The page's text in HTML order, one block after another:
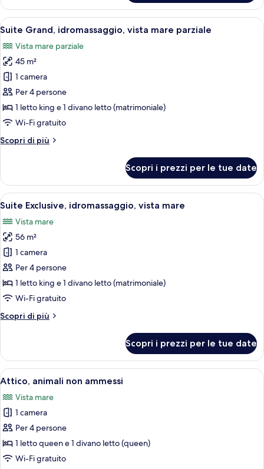
familiare,
balcone,
vista
parziale
Apri
tutte
le
foto
per
Suite
Grand,
idromassaggio,
mare
Una camera d'albergo moderna
6
Suite Grand, idromassaggio, vista mare parziale
Vista mare parziale
45 m²
1 camera
Per 4 persone
1 letto king e 1 divano letto (matrimoniale)
Wi-Fi gratuito
Scopri di più
Altri
Grand,
idromassaggio,
vista
parziale
Scopri i prezzi per le tue date
Apri
tutte
le
foto
per
Suite
Exclusive,
idromassaggio,
mare
Un soggiorno moderno con un
15
Suite Exclusive, idromassaggio, vista mare
Vista mare
56 m²
1 camera
Per 4 persone
1 letto king e 1 divano letto (matrimoniale)
Wi-Fi gratuito
Scopri di più
Altri
Exclusive,
idromassaggio,
vista
Scopri i prezzi per le tue date
Apri
tutte
le
foto
per
Attico,
animali
Un balcone con una sedia in vimini
6
Attico, animali non ammessi
Vista mare
1 camera
Per 4 persone
1 letto queen e 1 divano letto (queen)
Wi-Fi gratuito